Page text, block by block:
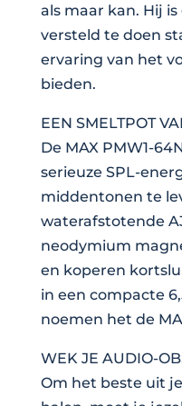
als maar kan. Hij
versteld te doen
ervaring van het
bieden.
EEN SMELTPOT
De MAX PMW1-
serieuze SPL-
middentonen te
waterafstotende
neodymium
en koperen
in een compacte
noemen het de
WEK JE AUDIO-
Om het beste uit